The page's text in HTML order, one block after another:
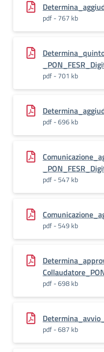
pdf - 767 kb
pdf - 701 kb
pdf - 696 kb
pdf - 547 kb
pdf - 549 kb
pdf - 698 kb
pdf - 687 kb